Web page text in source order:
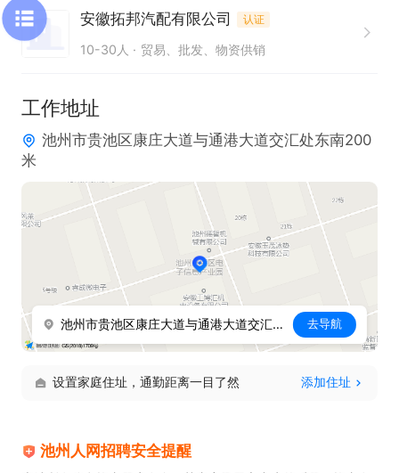
安徽拓邦汽配有限公司 认证
10-30人 贸易、批发、物资供销
工作地址
池州市贵池区康庄大道与通港大道交汇处东南200
米
池州市贵池区康庄大道与通港大道交汇处东南200米 去导航
设置家庭住址，通勤距离一目了然 添加住址
池州人网招聘安全提醒